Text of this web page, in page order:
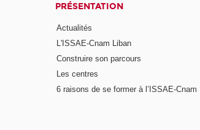
PRÉSENTATION
Actualités
L'ISSAE-Cnam Liban
Construire son parcours
Les centres
6 raisons de se former à l’ISSAE-Cnam